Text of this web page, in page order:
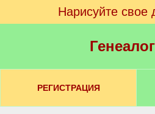
Нарисуйте
РЕГИСТРАЦИЯ